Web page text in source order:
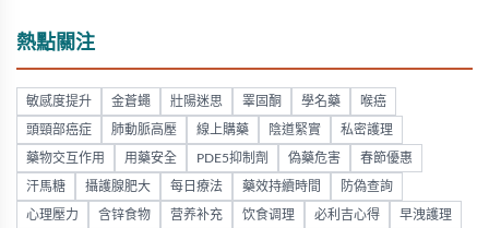
熱點關注
敏感度提升 金蒼蠅 壯陽迷思 睪固酮 學名藥 喉癌
頭頸部癌症 肺動脈高壓 線上購藥 陰道緊實 私密護理
藥物交互作用 用藥安全 PDE5抑制劑 偽藥危害 春節優惠
汗馬糖 攝護腺肥大 每日療法 藥效持續時間 防偽查詢
心理壓力 含锌食物 营养补充 饮食调理 必利吉心得 早洩護理